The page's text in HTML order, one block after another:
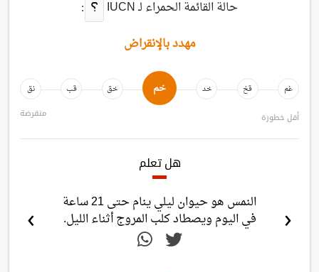
حالة القائمة الحمراء لـ IUCN
:
مهدد بالإنقراض
غم قخ خد خم خق قب نق
أقل خطورة منقرضة
هل تعلم
النمس هو حيوان ليلي ينام حتى 21 ساعة
في اليوم ويصطاد كلب المروج أثناء الليل.
‹
›